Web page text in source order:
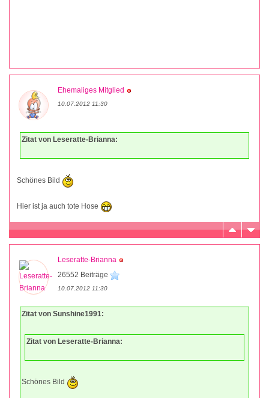
Ehemaliges Mitglied
10.07.2012 11:30
Zitat von Leseratte-Brianna:
Schönes Bild
Hier ist ja auch tote Hose
Leseratte-Brianna
26552 Beiträge
10.07.2012 11:30
Zitat von Sunshine1991:
Zitat von Leseratte-Brianna:
Schönes Bild